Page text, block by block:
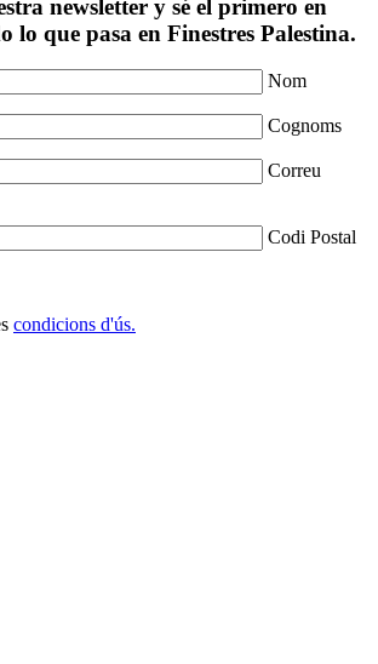
newsletter y sé el primero en
lo que pasa en Finestres Palestina.
Nom
Cognoms
Correu
Codi Postal
condicions d'ús.